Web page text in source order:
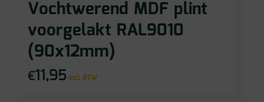
Vochtwerend MDF plint
voorgelakt RAL9010
(90x12mm)
€11,95 incl BTW